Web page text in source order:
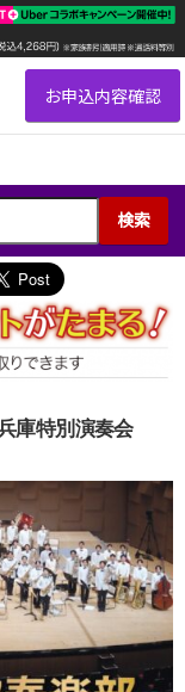
検索
庫特別演奏会